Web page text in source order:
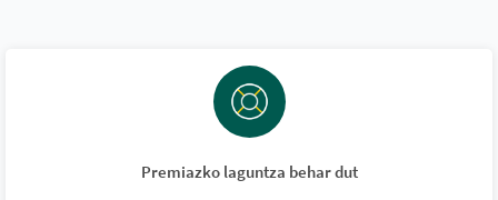
Premiazko laguntza behar dut